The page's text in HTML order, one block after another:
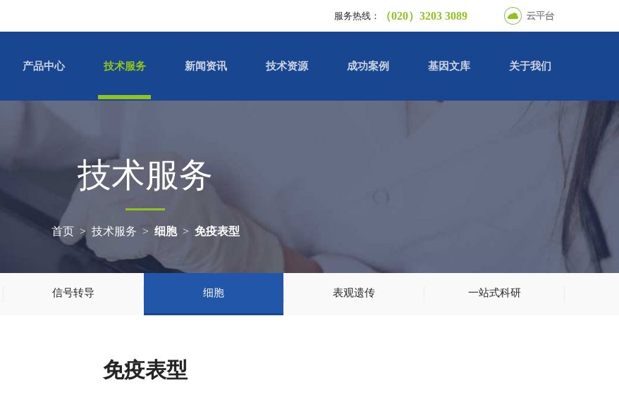
服务热线： （020）3203 3089
产品中心 技术服务 新闻资讯 技术资源 成功案例 基因文库 关于我们
技术服务
首页> 技术服务 > 细胞> 免疫表型
信号转导 细胞 表观遗传 一站式科研
免疫表型